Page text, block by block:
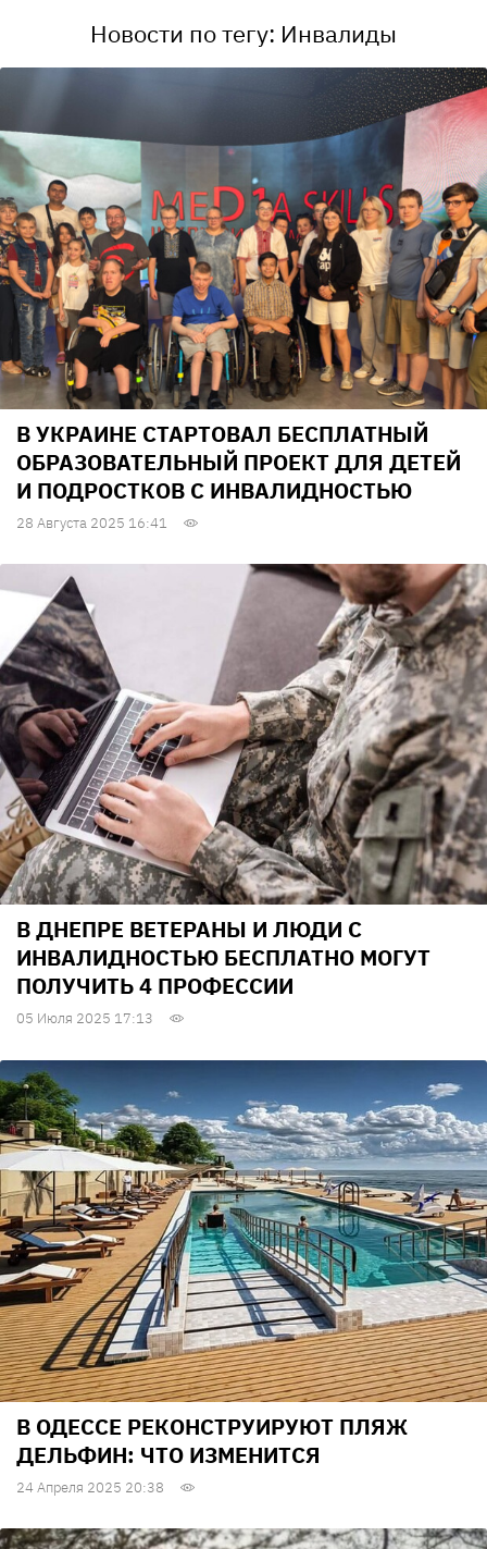
Новости по тегу: Инвалиды
В УКРАИНЕ СТАРТОВАЛ БЕСПЛАТНЫЙ
ОБРАЗОВАТЕЛЬНЫЙ ПРОЕКТ ДЛЯ ДЕТЕЙ
И ПОДРОСТКОВ С ИНВАЛИДНОСТЬЮ
28 Августа 2025 16:41
В ДНЕПРЕ ВЕТЕРАНЫ И ЛЮДИ С
ИНВАЛИДНОСТЬЮ БЕСПЛАТНО МОГУТ
ПОЛУЧИТЬ 4 ПРОФЕССИИ
05 Июля 2025 17:13
В ОДЕССЕ РЕКОНСТРУИРУЮТ ПЛЯЖ
ДЕЛЬФИН: ЧТО ИЗМЕНИТСЯ
24 Апреля 2025 20:38